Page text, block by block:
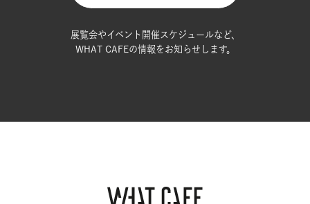
展覧会やイベント開催スケジュールなど、
WHAT CAFEの情報をお知らせします。